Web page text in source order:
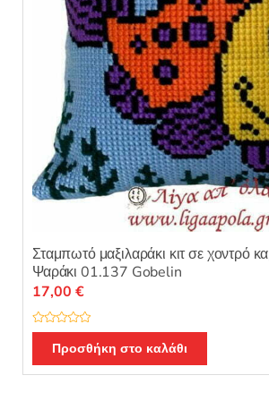
Σταμπωτό μαξιλαράκι κιτ σε χοντρό
Ψαράκι 01.137 Gobelin
Β
μ
ο
17,00 €
Προσθήκη στο καλάθι